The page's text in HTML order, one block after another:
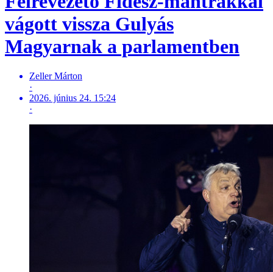
vágott vissza Gulyás
Magyarnak a parlamentben
Zeller Márton
·
2026. június 24. 15:24
·